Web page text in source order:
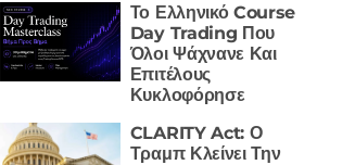
Το Ελληνικό Course
Day Trading Που
Όλοι Ψάχνανε Και
Επιτέλους
Κυκλοφόρησε
CLARITY Act: Ο
Τραμπ Κλείνει Την